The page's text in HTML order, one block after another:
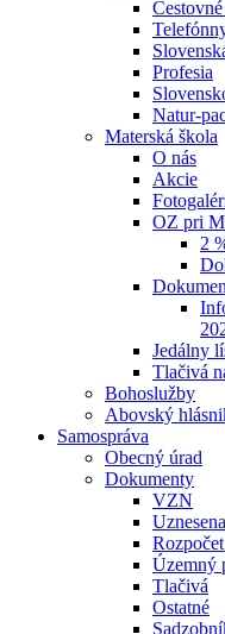
Profesia
Natur-
Materská škola
O nás
Akcie
OZ pri
2
Jedálny
Tlačivá
Bohoslužby
Abovský
Samospráva
Obecný úrad
Dokumenty
VZN
Územný
Tlačivá
Ostatné